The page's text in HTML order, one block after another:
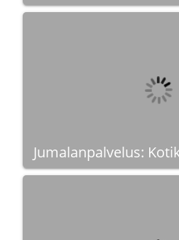
Jumalanpalvelus: